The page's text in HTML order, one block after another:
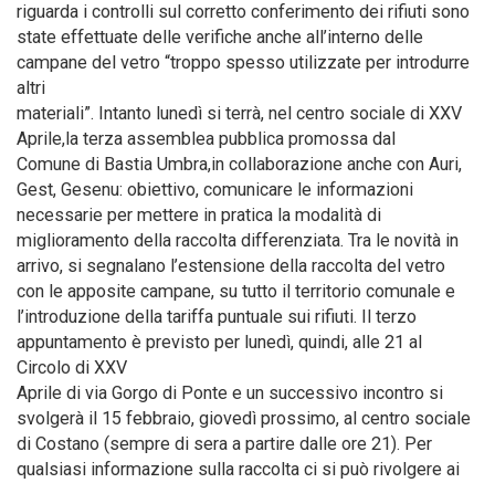
riguarda i controlli sul corretto conferimento dei rifiuti sono
state effettuate delle verifiche anche all’interno delle
campane del vetro “troppo spesso utilizzate per introdurre
altri
materiali”. Intanto lunedì si terrà, nel centro sociale di XXV
Aprile,la terza assemblea pubblica promossa dal
Comune di Bastia Umbra,in collaborazione anche con Auri,
Gest, Gesenu: obiettivo, comunicare le informazioni
necessarie per mettere in pratica la modalità di
miglioramento della raccolta differenziata. Tra le novità in
arrivo, si segnalano l’estensione della raccolta del vetro
con le apposite campane, su tutto il territorio comunale e
l’introduzione della tariffa puntuale sui rifiuti. Il terzo
appuntamento è previsto per lunedì, quindi, alle 21 al
Circolo di XXV
Aprile di via Gorgo di Ponte e un successivo incontro si
svolgerà il 15 febbraio, giovedì prossimo, al centro sociale
di Costano (sempre di sera a partire dalle ore 21). Per
qualsiasi informazione sulla raccolta ci si può rivolgere ai